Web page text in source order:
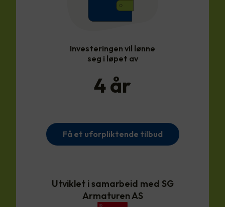
Investeringen vil lønne
seg i løpet av
4år
Få et uforpliktende tilbud
Utviklet i samarbeid med SG
Armaturen AS